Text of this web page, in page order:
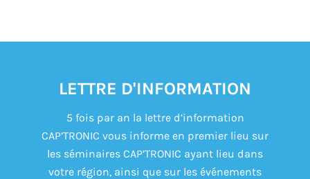
LETTRE D'INFORMATION
5 fois par an la lettre d’information
CAP’TRONIC vous informe en premier lieu sur
les séminaires CAP’TRONIC ayant lieu dans
votre région, ainsi que sur les événements